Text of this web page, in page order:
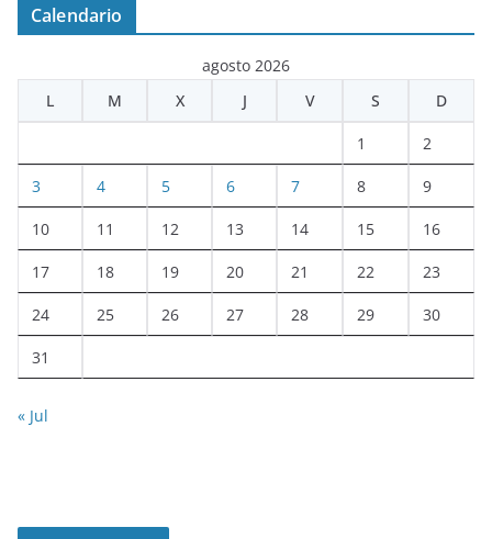
Calendario
agosto 2026
L
M X J V S D
1 2
3 4 5 6 7 8 9
10 11 12 13 14 15 16
17 18 19 20 21 22 23
24 25 26 27 28 29 30
31
« Jul